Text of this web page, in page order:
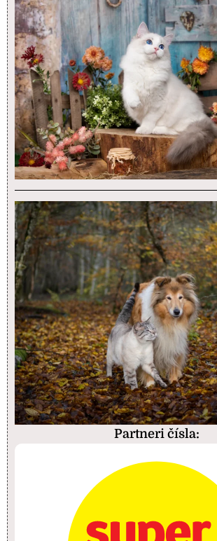
Partneri čísla: